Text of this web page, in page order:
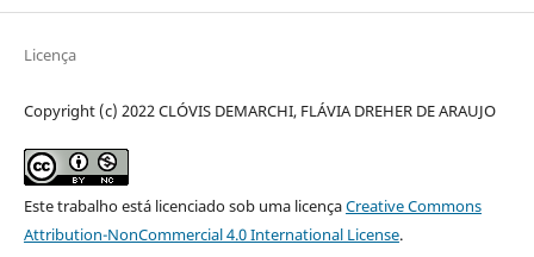
Licença
Copyright (c) 2022 CLÓVIS DEMARCHI, FLÁVIA DREHER DE ARAUJO
Este trabalho está licenciado sob uma licençaCreative Commons
Attribution-NonCommercial 4.0 International License.